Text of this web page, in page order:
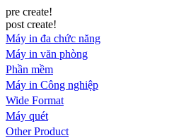
pre create!
post create!
Máy in đa chức năng
Máy in văn phòng
Phần mềm
Máy in Công nghiệp
Wide Format
Máy quét
Other Product